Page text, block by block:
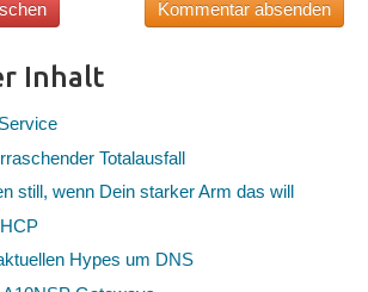
Inhalt
Totalausfall
still, wenn Dein starker Arm das will
Hypes um DNS